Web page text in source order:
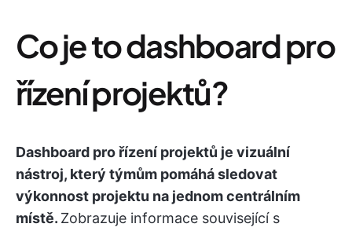
Co je to dashboard pro
řízení projektů?
Dashboard pro řízení projektů je vizuální
nástroj, který týmům pomáhá sledovat
výkonnost projektu na jednom centrálním
místě. Zobrazuje informace související s